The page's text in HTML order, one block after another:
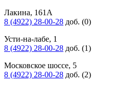
Лакина, 161А
8 (4922) 28-00-28 доб. (0)
Усти-на-лабе, 1
8 (4922) 28-00-28 доб. (1)
Московское шоссе, 5
8 (4922) 28-00-28 доб. (2)